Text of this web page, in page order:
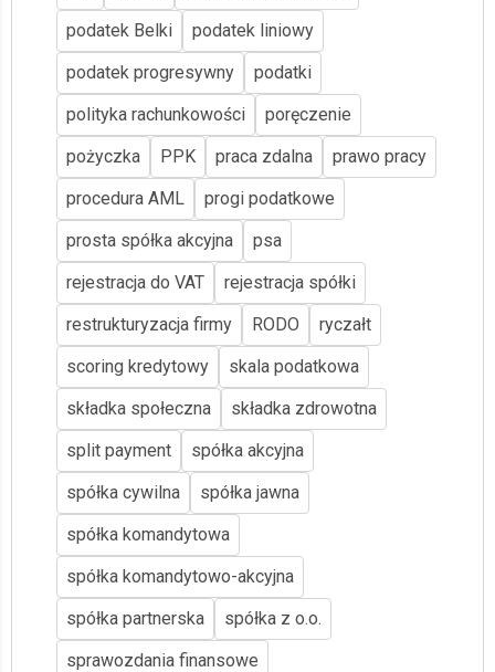
podatek Belki
podatek liniowy
podatek progresywny
podatki
polityka rachunkowości
poręczenie
pożyczka
PPK praca zdalna
prawo pracy
procedura AML
progi podatkowe
prosta spółka akcyjna
psa
rejestracja do VAT
rejestracja spółki
restrukturyzacja firmy
RODO
ryczałt
scoring kredytowy
skala podatkowa
składka społeczna
składka zdrowotna
split payment
spółka akcyjna
spółka cywilna
spółka jawna
spółka komandytowa
spółka komandytowo-akcyjna
spółka partnerska
spółka z o.o.
sprawozdania finansowe